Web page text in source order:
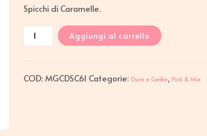
Spicchi di Caramelle.
Aggiungi al carrello
COD: MGCDSC61 Categorie: Dure e Gelèe, Pick & Mix